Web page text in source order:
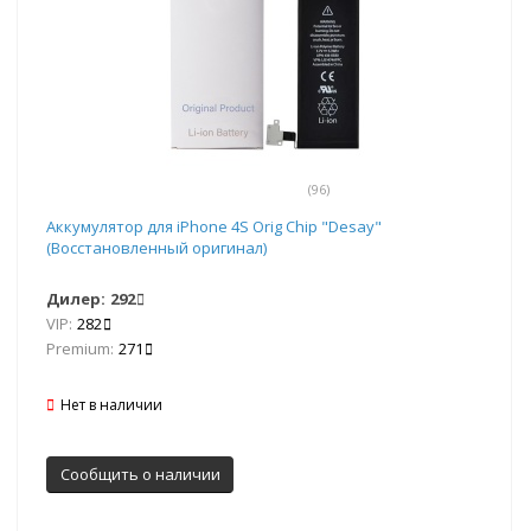
(96)
Аккумулятор для iPhone 4S Orig Chip "Desay"
(Восстановленный оригинал)
Дилер: 292
VIP: 282
Premium: 271
Нет в наличии
Сообщить о наличии